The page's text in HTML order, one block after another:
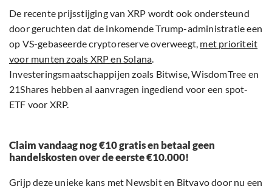
De recente prijsstijging van XRP wordt ook ondersteund
door geruchten dat de inkomende Trump-administratie een
op VS-gebaseerde cryptoreserve overweegt, met prioriteit
voor munten zoals XRP en Solana.
Investeringsmaatschappijen zoals Bitwise, WisdomTree en
21Shares hebben al aanvragen ingediend voor een spot-
ETF voor XRP.
Claim vandaag nog €10 gratis en betaal geen
handelskosten over de eerste €10.000!
Grijp deze unieke kans met Newsbit en Bitvavo door nu een